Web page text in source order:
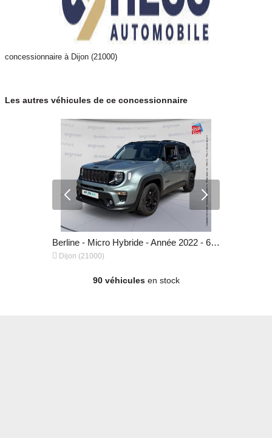
concessionnaire à Dijon (21000)
Les autres véhicules de ce concessionnaire
Berline - Micro Hybride - Année 2022 - 60 901 km, 20 299 €
 Dijon (21000)
90 véhiculesen stock